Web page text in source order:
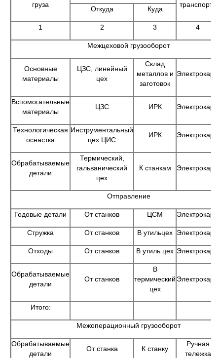
груза
транспорта
Откуда Куда
1 2 3 4
Межцеховой грузооборот
Основные
материалы
ЦЗС, линейный
цех
Склад
металлов и
заготовок
Электрокары
Вспомогательные
материалы
ЦЗС ИРК Электрокары
Технологическая
оснастка
Инструментальный
цех ЦИС
ИРК Электрокары
Обрабатываемые
детали
Термический,
гальванический
цех
К станкам Электрокары
Отправление
Годовые детали От станков ЦСМ Электрокары
Стружка От станков В утильцех Электрокары
Отходы От станков В утиль цех Электрокары
Обрабатываемые
детали
От станков
В
термический
цех
Электрокары
Итого:
Межоперационный грузооборот
Обрабатываемые
детали
От станка К станку
Ручная
тележка